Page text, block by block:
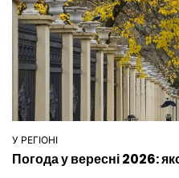
ОПУБЛІКУВАТИ
У РЕГІОНІ
Погода у вересні 2026: